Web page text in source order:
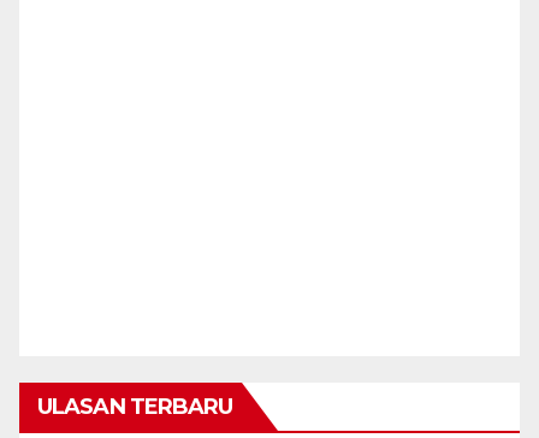
ULASAN TERBARU